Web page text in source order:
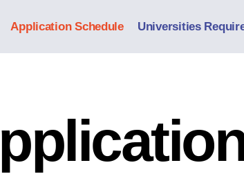
Application Schedule Universities